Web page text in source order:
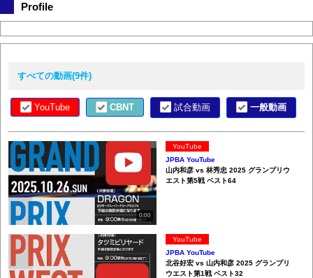
Profile
すべての動画(9件)
YouTube CBNT 試合動画 一般動画
0:00
YouTube
JPBA YouTube
山内和彦 vs 林秀忠 2025 グランプリウ
エスト第5戦 ベスト64
YouTube
JPBA YouTube
北谷好宏 vs 山内和彦 2025 グランプリ
ウエスト第1戦 ベスト32